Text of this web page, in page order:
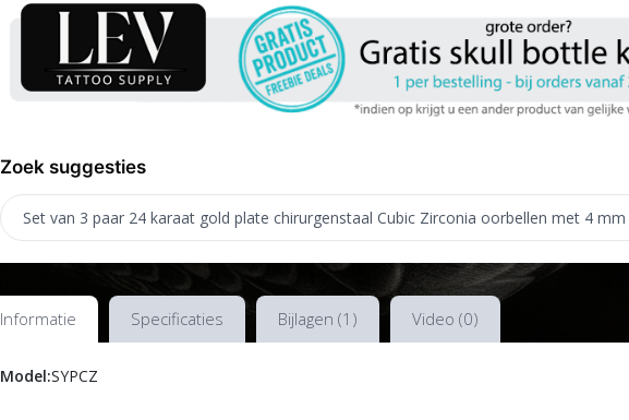
Zoek suggesties
Set van 3 paar 24 karaat gold plate chirurgenstaal Cubic Zirconia oorbellen met 4
Informatie Specificaties Bijlagen (1) Video (0)
Model:SYPCZ